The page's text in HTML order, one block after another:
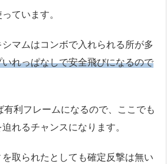
ています。
マムはコンボで入れられる所が多
れっぱなしで安全飛びになるので
利フレームになるので、ここでも
れるチャンスになります。
取られたとしても確定反撃は無い